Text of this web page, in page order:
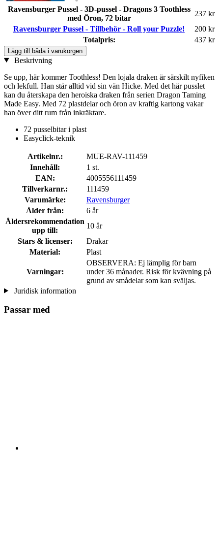
Ravensburger Pussel - 3D-pussel - Dragons 3 Toothless
med Öron, 72 bitar
237 kr
Ravensburger Pussel - Tillbehör - Roll your Puzzle!
200 kr
Totalpris:
437 kr
Lägg till båda i varukorgen
Beskrivning
Se upp, här kommer Toothless! Den lojala draken är särskilt nyfiken
och lekfull. Han står alltid vid sin vän Hicke. Med det här pusslet
kan du återskapa den heroiska draken från serien Dragon Taming
Made Easy. Med 72 plastdelar och öron av kraftig kartong vakar
han över ditt rum från inkräktare.
72 pusselbitar i plast
Easyclick-teknik
Artikelnr.:
MUE-RAV-111459
Innehåll:
1 st.
EAN:
4005556111459
Tillverkarnr.:
111459
Varumärke:
Ravensburger
Ålder från:
6 år
Åldersrekommendation
upp till:
10 år
Stars & licenser:
Drakar
Material:
Plast
Varningar:
OBSERVERA: Ej lämplig för barn
under 36 månader. Risk för kvävning på
grund av smådelar som kan sväljas.
Juridisk information
Passar med